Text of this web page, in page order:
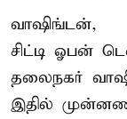
வாஷிங்டன்,
சிட்டி ஓபன்
தலைநகர்
இதில்